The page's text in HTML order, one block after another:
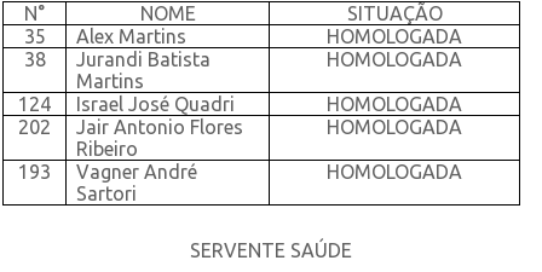
N°
NOME
SITUAÇÃO
35
Alex Martins
HOMOLOGADA
38
Jurandi Batista
Martins
HOMOLOGADA
124 Israel José Quadri
HOMOLOGADA
202
Jair Antonio Flores
Ribeiro
HOMOLOGADA
193
Vagner André
Sartori
HOMOLOGADA
SERVENTE SAÚDE